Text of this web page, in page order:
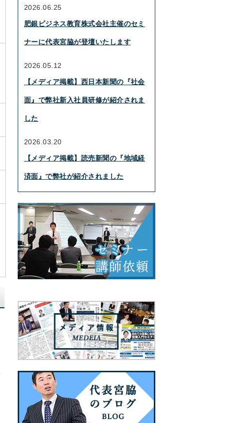
肥銀ビジネス教育株式会社主催のセミ
ナーに代表宮脇が登壇いたします
2026.06.25
【メディア掲載】西日本新聞の『社会
面』で弊社新入社員研修が紹介されま
した
2026.05.12
【メディア掲載】読売新聞の『地域経
済面』で弊社が紹介されました
2026.03.20